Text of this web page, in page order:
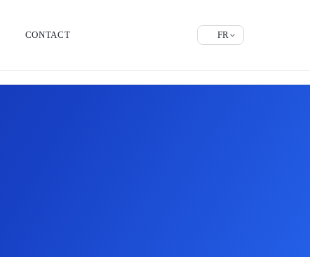
CONTACT FR